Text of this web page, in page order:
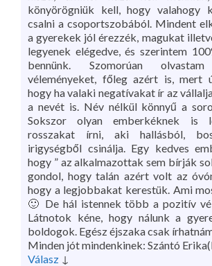
könyörögniük kell, hogy valahogy
csalni a csoportszobából. Mindent
a gyerekek jól érezzék, magukat
legyenek elégedve, és szerintem
bennünk. Szomorúan
véleményeket, főleg azért is, mert
hogy ha valaki negatívakat ír az
a nevét is. Név nélkül könnyű a
Sokszor olyan emberkéknek is
rosszakat írni, aki hallásból,
irigységből csinálja. Egy kedves
hogy ” az alkalmazottak sem bírják
gondol, hogy talán azért volt az
hogy a legjobbakat kerestük. Ami
🙂 De hál istennek több a pozitív
Látnotok kéne, hogy nálunk a
boldogok. Egész éjszaka csak
Minden jót mindenkinek: Szántó
Válasz ↓